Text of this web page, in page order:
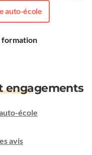
auto-école
formation
engagements
école
avis